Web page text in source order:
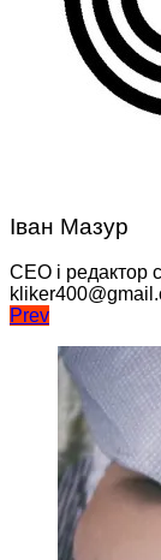
Іван Мазур
CEO і редактор
Навігація
записів
Prev